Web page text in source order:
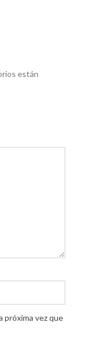
están
próxima vez que